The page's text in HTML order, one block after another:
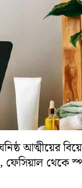
আত্মীয়ের
থেকে